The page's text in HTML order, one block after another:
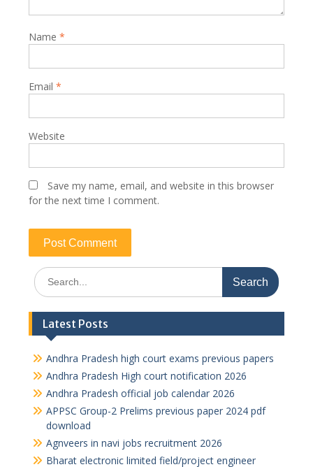
Name *
Email *
Website
Save my name, email, and website in this browser
for the next time I comment.
Search
for:
Latest Posts
Andhra Pradesh high court exams previous papers
Andhra Pradesh High court notification 2026
Andhra Pradesh official job calendar 2026
APPSC Group-2 Prelims previous paper 2024 pdf
download
Agnveers in navi jobs recruitment 2026
Bharat electronic limited field/project engineer